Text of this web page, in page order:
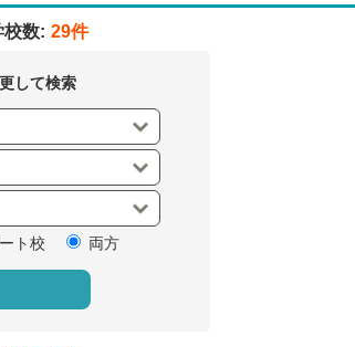
北陸・甲信越
九州・沖縄
閉じる
校数: 29件
して検索
ト校 両方